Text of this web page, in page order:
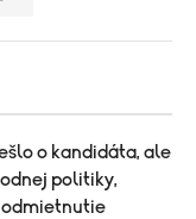
politiky,
odmietnutie